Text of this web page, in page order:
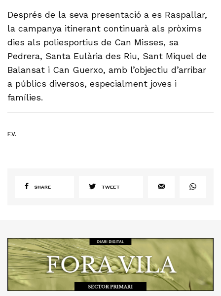
Després de la seva presentació a es Raspallar,
la campanya itinerant continuarà als pròxims
dies als poliesportius de Can Misses, sa
Pedrera, Santa Eulària des Riu, Sant Miquel de
Balansat i Can Guerxo, amb l’objectiu d’arribar
a públics diversos, especialment joves i
famílies.
F.V.
SHARE TWEET